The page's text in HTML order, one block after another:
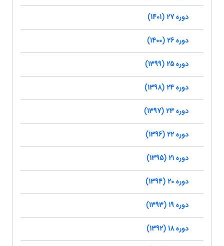
دوره 27 (1401)
دوره 26 (1400)
دوره 25 (1399)
دوره 24 (1398)
دوره 23 (1397)
دوره 22 (1396)
دوره 21 (1395)
دوره 20 (1394)
دوره 19 (1393)
دوره 18 (1392)